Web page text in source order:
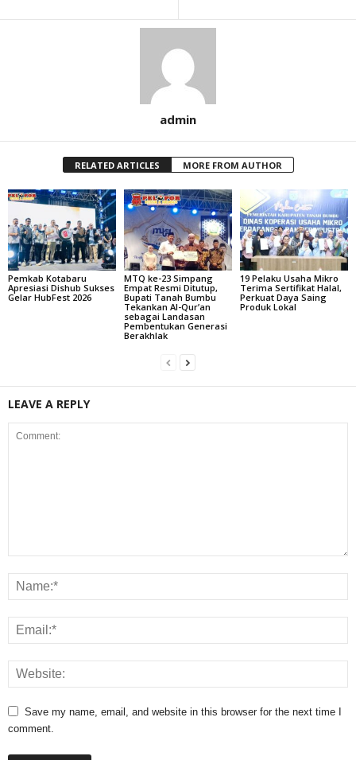
admin
RELATED ARTICLES MORE FROM AUTHOR
Pemkab Kotabaru
Apresiasi Dishub Sukses
Gelar HubFest 2026
MTQ ke-23 Simpang
Empat Resmi Ditutup,
Bupati Tanah Bumbu
Tekankan Al-Qur’an
sebagai Landasan
Pembentukan Generasi
Berakhlak
19 Pelaku Usaha Mikro
Terima Sertifikat Halal,
Perkuat Daya Saing
Produk Lokal
LEAVE A REPLY
Save my name, email, and website in this browser for the next time I
comment.